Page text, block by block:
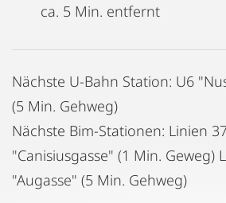
ca. 5 Min. entfernt
Nächste U-Bahn Station: U6
(5 Min. Gehweg)
Nächste Bim-Stationen: Linien
"Canisiusgasse" (1 Min. Geweg)
"Augasse" (5 Min. Gehweg)